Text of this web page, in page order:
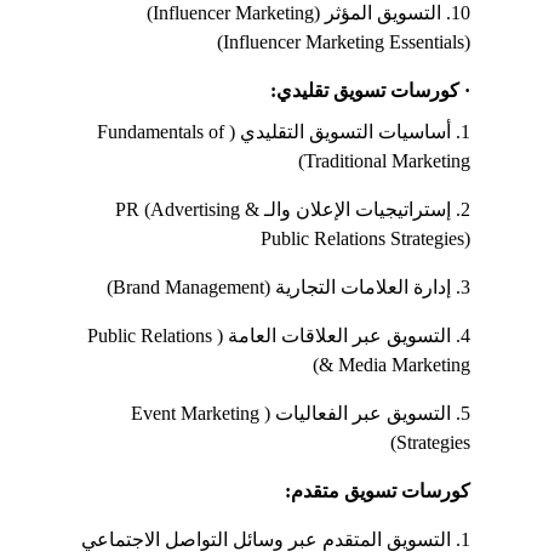
10. التسويق المؤثر (Influencer Marketing)
(Influencer Marketing Essentials)
· كورسات تسويق تقليدي:
1. أساسيات التسويق التقليدي (Fundamentals of
Traditional Marketing)
2. إستراتيجيات الإعلان والـPR (Advertising &
Public Relations Strategies)
3. إدارة العلامات التجارية (Brand Management)
4. التسويق عبر العلاقات العامة (Public Relations
& Media Marketing)
5. التسويق عبر الفعاليات (Event Marketing
Strategies)
كورسات تسويق متقدم:
1. التسويق المتقدم عبر وسائل التواصل الاجتماعي